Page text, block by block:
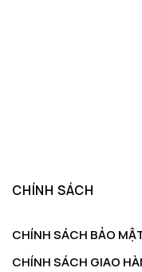
CHÍNH SÁCH
CHÍNH SÁCH BẢO
CHÍNH SÁCH GIAO